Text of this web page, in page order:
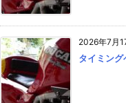
2026年7月
タイミン